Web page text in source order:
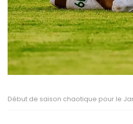
Début de saison chaotique pour le